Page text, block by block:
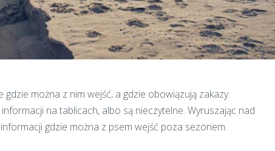
można z nim wejść, a gdzie obowiązują zakazy.
na tablicach, albo są nieczytelne. Wyruszając nad
gdzie można z psem wejść poza sezonem.